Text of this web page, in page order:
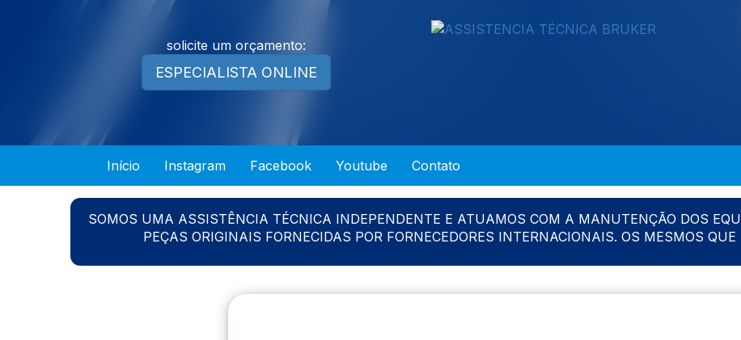
solicite um orçamento:
ESPECIALISTA ONLINE
Início Instagram Facebook Youtube Contato
SOMOS UMA ASSISTÊNCIA TÉCNICA INDEPENDENTE E ATUAMOS COM A MANUTENÇÃO DOS
PEÇAS ORIGINAIS FORNECIDAS POR FORNECEDORES INTERNACIONAIS. OS MESMOS